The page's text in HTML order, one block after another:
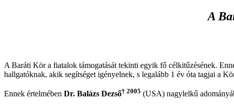
A
A Baráti Kör a fiatalok támogatását tekinti egyik fő célkitűzésének.
hallgatóknak, akik segítséget igényelnek, s legalább 1 év óta tagjai a
Ennek értelmében Dr. Balázs Dezső† 2005 (USA) nagylelkű